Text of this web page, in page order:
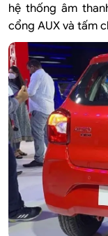
hệ thống âm
cổng AUX và tấm